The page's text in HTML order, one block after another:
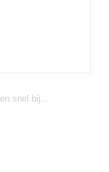
snel bij…